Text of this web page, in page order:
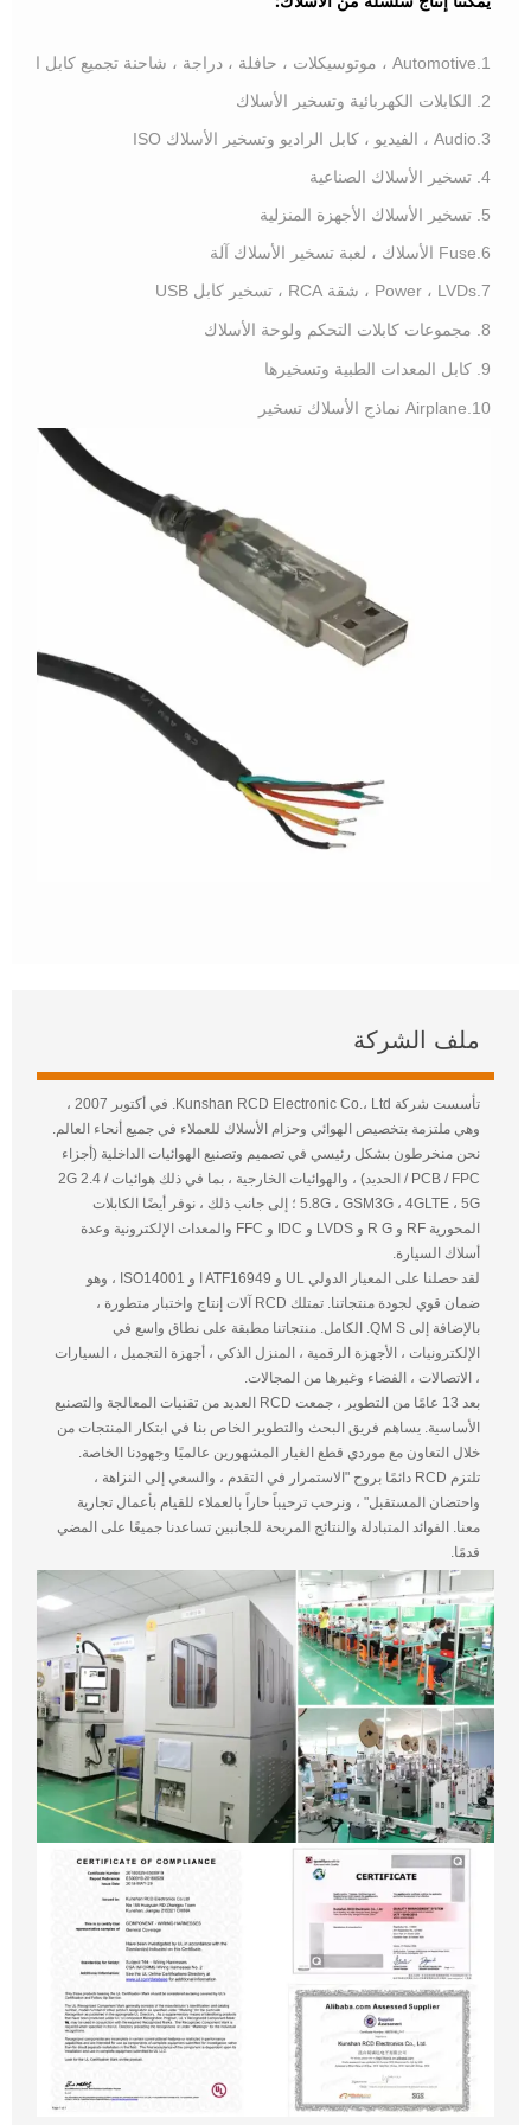
1.Automotive ، موتوسيكلات ، حافلة ، دراجة ، شاحنة تجميع كابل الأسلاك
2. الكابلات الكهربائية وتسخير الأسلاك
3.Audio ، الفيديو ، كابل الراديو وتسخير الأسلاك ISO
4. تسخير الأسلاك الصناعية
5. تسخير الأسلاك الأجهزة المنزلية
6.Fuse الأسلاك ، لعبة تسخير الأسلاك آلة
7.Power ، LVDs ، شقة RCA ، تسخير كابل USB
8. مجموعات كابلات التحكم ولوحة الأسلاك
9. كابل المعدات الطبية وتسخيرها
10.Airplane نماذج الأسلاك تسخير
ملف الشركة
تأسست شركة Kunshan RCD Electronic Co.، Ltd. في أكتوبر 2007 ،
وهي ملتزمة بتخصيص الهوائي وحزام الأسلاك للعملاء في جميع أنحاء العالم.
نحن منخرطون بشكل رئيسي في تصميم وتصنيع الهوائيات الداخلية (أجزاء
PCB / FPC / الحديد) ، والهوائيات الخارجية ، بما في ذلك هوائيات 2G 2.4 /
5.8G ، GSM3G ، 4GLTE ، 5G ؛ إلى جانب ذلك ، نوفر أيضًا الكابلات
المحورية RF و R G و LVDS و IDC و FFC والمعدات الإلكترونية وعدة
أسلاك السيارة.
لقد حصلنا على المعيار الدولي UL و I ATF16949 و ISO14001 ، وهو
ضمان قوي لجودة منتجاتنا. تمتلك RCD آلات إنتاج واختبار متطورة ،
بالإضافة إلى QM S. الكامل. منتجاتنا مطبقة على نطاق واسع في
الإلكترونيات ، الأجهزة الرقمية ، المنزل الذكي ، أجهزة التجميل ، السيارات
، الاتصالات ، الفضاء وغيرها من المجالات.
بعد 13 عامًا من التطوير ، جمعت RCD العديد من تقنيات المعالجة والتصنيع
الأساسية. يساهم فريق البحث والتطوير الخاص بنا في ابتكار المنتجات من
خلال التعاون مع موردي قطع الغيار المشهورين عالميًا وجهودنا الخاصة.
تلتزم RCD دائمًا بروح "الاستمرار في التقدم ، والسعي إلى النزاهة ،
واحتضان المستقبل" ، ونرحب ترحيباً حاراً بالعملاء للقيام بأعمال تجارية
معنا. الفوائد المتبادلة والنتائج المربحة للجانبين تساعدنا جميعًا على المضي
قدمًا.